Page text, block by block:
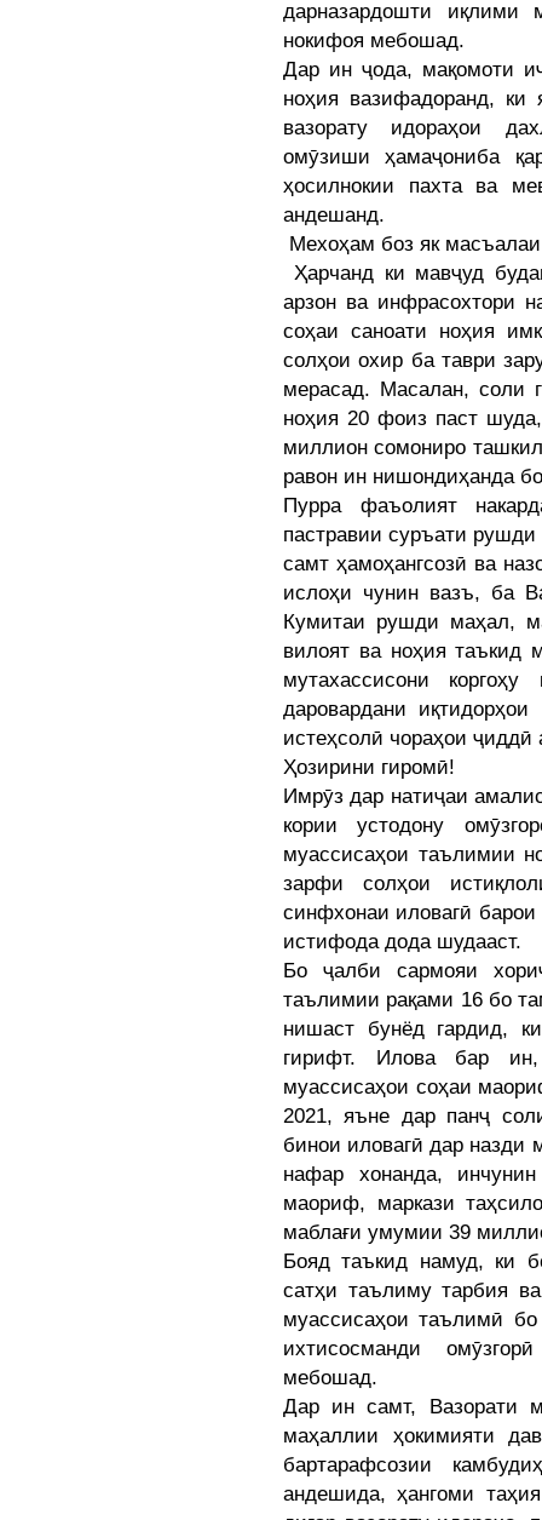
дарназардошти иқлими
нокифоя мебошад.
Дар ин ҷода, мақомоти
ноҳия вазифадоранд, ки
вазорату идораҳои
омӯзиши ҳамаҷониба
ҳосилнокии пахта ва
андешанд.
Мехоҳам боз як
Ҳарчанд ки мавҷуд
арзон ва инфрасохтори
соҳаи саноати ноҳия
солҳои охир ба таври
мерасад. Масалан, соли
ноҳия 20 фоиз паст
миллион сомониро
равон ин нишондиҳанда
Пурра фаъолият
пастравии суръати
самт ҳамоҳангсозӣ ва
ислоҳи чунин вазъ, ба
Кумитаи рушди маҳал,
вилоят ва ноҳия таъкид
мутахассисони
даровардани
истеҳсолӣ чораҳои
Ҳозирини гиромӣ!
Имрӯз дар натиҷаи
кории устодону
муассисаҳои таълимии
зарфи солҳои
синфхонаи иловагӣ
истифода дода шудааст.
Бо ҷалби сармояи
таълимии рақами 16 бо
нишаст бунёд гардид,
гирифт. Илова бар
муассисаҳои соҳаи
2021, яъне дар панҷ
бинои иловагӣ дар назди
нафар хонанда,
маориф, маркази
маблағи умумии 39
Бояд таъкид намуд, ки
сатҳи таълиму тарбия
муассисаҳои таълимӣ
ихтисосманди
мебошад.
Дар ин самт, Вазорати
маҳаллии ҳокимияти
бартарафсозии
андешида, ҳангоми